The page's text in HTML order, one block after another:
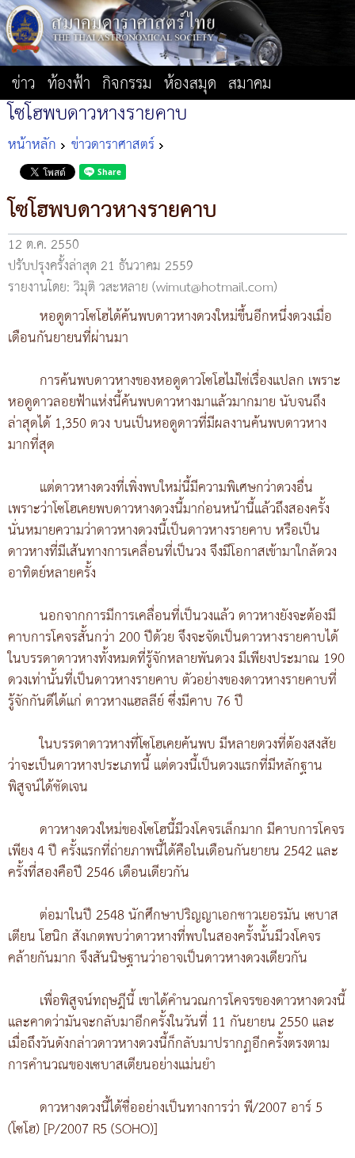
ข่าว ท้องฟ้า กิจกรรม ห้องสมุด สมาคม
โซโฮพบดาวหางรายคาบ
หน้าหลัก ข่าวดาราศาสตร์
โซโฮพบดาวหางรายคาบ
12 ต.ค. 2550
ปรับปรุงครั้งล่าสุด 21 ธันวาคม 2559
รายงานโดย: วิมุติ วสะหลาย (wimut@hotmail.com)
หอดูดาวโซโฮได้ค้นพบดาวหางดวงใหม่ขึ้นอีกหนึ่งดวงเมื่อ
เดือนกันยายนที่ผ่านมา
การค้นพบดาวหางของหอดูดาวโซโฮไม่ใช่เรื่องแปลก เพราะ
หอดูดาวลอยฟ้าแห่งนี้ค้นพบดาวหางมาแล้วมากมาย นับจนถึง
ล่าสุดได้ 1,350 ดวง บนเป็นหอดูดาวที่มีผลงานค้นพบดาวหาง
มากที่สุด
แต่ดาวหางดวงที่เพิ่งพบใหม่นี้มีความพิเศษกว่าดวงอื่น
เพราะว่าโซโฮเคยพบดาวหางดวงนี้มาก่อนหน้านี้แล้วถึงสองครั้ง
นั่นหมายความว่าดาวหางดวงนี้เป็นดาวหางรายคาบ หรือเป็น
ดาวหางที่มีเส้นทางการเคลื่อนที่เป็นวง จึงมีโอกาสเข้ามาใกล้ดวง
อาทิตย์หลายครั้ง
นอกจากการมีการเคลื่อนที่เป็นวงแล้ว ดาวหางยังจะต้องมี
คาบการโคจรสั้นกว่า 200 ปีด้วย จึงจะจัดเป็นดาวหางรายคาบได้
ในบรรดาดาวหางทั้งหมดที่รู้จักหลายพันดวง มีเพียงประมาณ 190
ดวงเท่านั้นที่เป็นดาวหางรายคาบ ตัวอย่างของดาวหางรายคาบที่
รู้จักกันดีได้แก่ ดาวหางแฮลลีย์ ซึ่งมีคาบ 76 ปี
ในบรรดาดาวหางที่โซโฮเคยค้นพบ มีหลายดวงที่ต้องสงสัย
ว่าจะเป็นดาวหางประเภทนี้ แต่ดวงนี้เป็นดวงแรกที่มีหลักฐาน
พิสูจน์ได้ชัดเจน
ดาวหางดวงใหม่ของโซโฮนี้มีวงโคจรเล็กมาก มีคาบการโคจร
เพียง 4 ปี ครั้งแรกที่ถ่ายภาพนี้ได้คือในเดือนกันยายน 2542 และ
ครั้งที่สองคือปี 2546 เดือนเดียวกัน
ต่อมาในปี 2548 นักศึกษาปริญญาเอกชาวเยอรมัน เซบาส
เตียน โฮนิก สังเกตพบว่าดาวหางที่พบในสองครั้งนั้นมีวงโคจร
คล้ายกันมาก จึงสันนิษฐานว่าอาจเป็นดาวหางดวงเดียวกัน
เพื่อพิสูจน์ทฤษฎีนี้ เขาได้คำนวณการโคจรของดาวหางดวงนี้
และคาดว่ามันจะกลับมาอีกครั้งในวันที่ 11 กันยายน 2550 และ
เมื่อถึงวันดังกล่าวดาวหางดวงนี้ก็กลับมาปรากฏอีกครั้งตรงตาม
การคำนวณของเซบาสเตียนอย่างแม่นยำ
ดาวหางดวงนี้ได้ชื่ออย่างเป็นทางการว่า พี/2007 อาร์ 5
(โซโฮ) [P/2007 R5 (SOHO)]